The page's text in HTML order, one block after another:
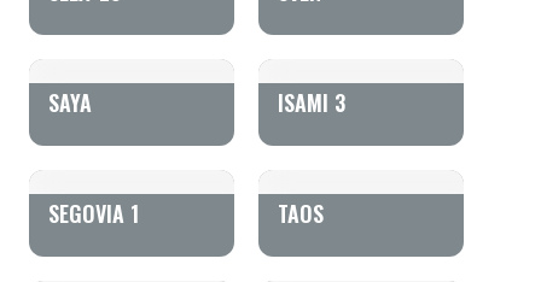
SAYA ISAMI 3
SEGOVIA 1 TAOS